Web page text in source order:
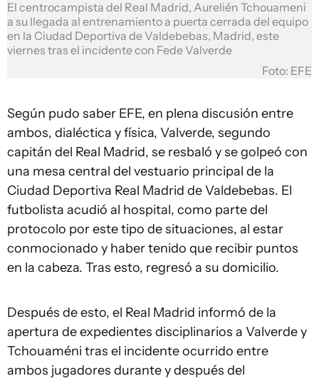
El centrocampista del Real Madrid, Aurelién Tchouameni
a su llegada al entrenamiento a puerta cerrada del equipo
en la Ciudad Deportiva de Valdebebas, Madrid, este
viernes tras el incidente con Fede Valverde
Foto: EFE
Según pudo saber EFE, en plena discusión entre
ambos, dialéctica y física, Valverde, segundo
capitán del Real Madrid, se resbaló y se golpeó con
una mesa central del vestuario principal de la
Ciudad Deportiva Real Madrid de Valdebebas. El
futbolista acudió al hospital, como parte del
protocolo por este tipo de situaciones, al estar
conmocionado y haber tenido que recibir puntos
en la cabeza. Tras esto, regresó a su domicilio.
Después de esto, el Real Madrid informó de la
apertura de expedientes disciplinarios a Valverde y
Tchouaméni tras el incidente ocurrido entre
ambos jugadores durante y después del